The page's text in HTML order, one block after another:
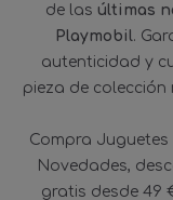
de las últimas
Playmobil.
autenticidad y
pieza de colección
Compra Juguetes
Novedades,
gratis desde 49